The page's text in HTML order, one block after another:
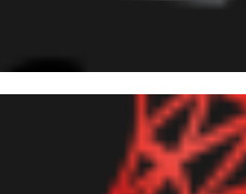
prevenir e